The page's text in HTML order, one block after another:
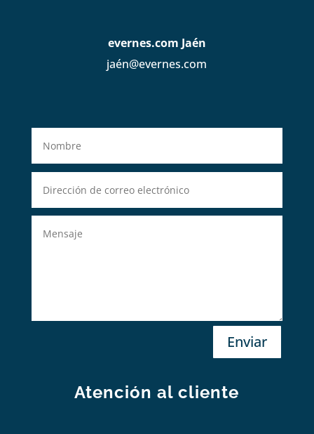
evernes.com Jaén
jaén@evernes.com
Enviar
Atención al cliente